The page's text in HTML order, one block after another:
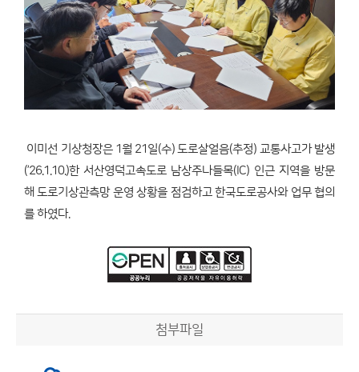
이미선 기상청장은 1월 21일(수) 도로살얼음(추정) 교통사고가 발생
(’26.1.10.)한 서산영덕고속도로 남상주나들목(IC) 인근 지역을 방문
해 도로기상관측망 운영 상황을 점검하고 한국도로공사와 업무 협의
를 하였다.
첨부파일